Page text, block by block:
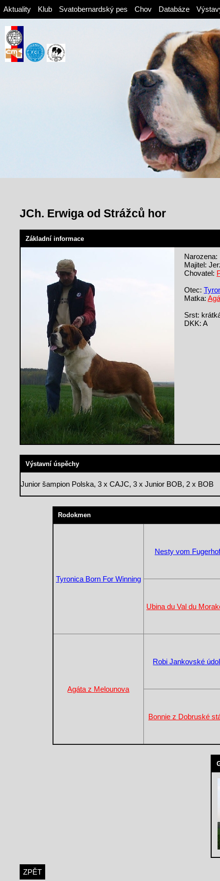
Aktuality Klub Svatobernardský pes Chov Databáze
JCh. Erwiga od Strážců hor
Základní informace
Narozena:
Majitel:
Chovatel:
Otec:
Matka:
Srst:
DKK: A
Výstavní úspěchy
Junior šampion Polska, 3 x CAJC, 3 x Junior BOB, 2 x BOB
Rodokmen
Tyronica Born For Winning
Nesty vom Fugerhof
Ubina du Val du
Agáta z Melounova
Robi Jankovské
Bonnie z Dobruské
ZPĚT